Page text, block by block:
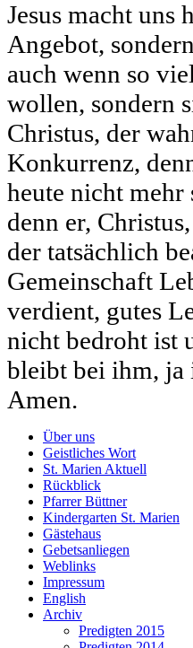
Jesus macht uns
Angebot,
auch wenn so
wollen, sondern
Christus, der
Konkurrenz,
heute nicht mehr
denn er,
der tatsächlich
Gemeinschaft
verdient, gutes
nicht bedroht ist
bleibt bei ihm,
Amen.
Über uns
Geistliches Wort
St. Marien Aktuell
Rückblick
Pfarrer Büttner
Kindergarten St. Marien
Gästehaus
Gebetsanliegen
Weblinks
Impressum
English
Archiv
Predigten 2015